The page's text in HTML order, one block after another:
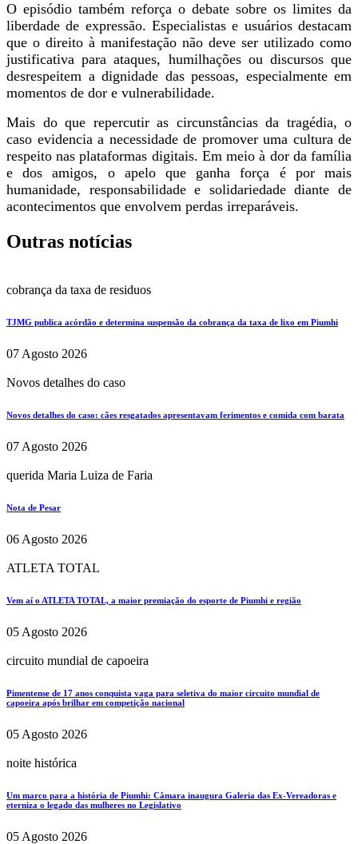
O episódio também reforça o debate sobre os limites da
liberdade de expressão. Especialistas e usuários destacam
que o direito à manifestação não deve ser utilizado como
justificativa para ataques, humilhações ou discursos que
desrespeitem a dignidade das pessoas, especialmente em
momentos de dor e vulnerabilidade.
Mais do que repercutir as circunstâncias da tragédia, o
caso evidencia a necessidade de promover uma cultura de
respeito nas plataformas digitais. Em meio à dor da família
e dos amigos, o apelo que ganha força é por mais
humanidade, responsabilidade e solidariedade diante de
acontecimentos que envolvem perdas irreparáveis.
Outras notícias
cobrança da taxa de residuos
TJMG publica acórdão e determina suspensão da cobrança da taxa de lixo em Piumhi
07 Agosto 2026
Novos detalhes do caso
Novos detalhes do caso: cães resgatados apresentavam ferimentos e comida com barata
07 Agosto 2026
querida Maria Luiza de Faria
Nota de Pesar
06 Agosto 2026
ATLETA TOTAL
Vem aí o ATLETA TOTAL, a maior premiação do esporte de Piumhi e região
05 Agosto 2026
circuito mundial de capoeira
Pimentense de 17 anos conquista vaga para seletiva do maior circuito mundial de
capoeira após brilhar em competição nacional
05 Agosto 2026
noite histórica
Um marco para a história de Piumhi: Câmara inaugura Galeria das Ex-Vereadoras e
eterniza o legado das mulheres no Legislativo
05 Agosto 2026